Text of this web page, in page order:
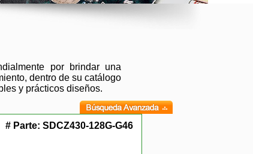
por brindar una
dentro de su catálogo
y prácticos diseños.
# Parte: SDCZ430-128G-G46